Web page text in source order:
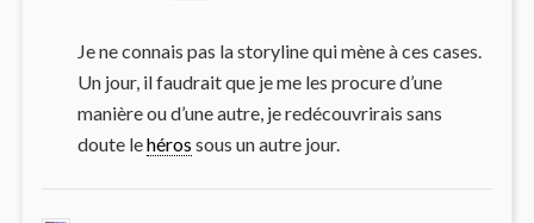
Je ne connais pas la storyline qui mène à ces cases.
Un jour, il faudrait que je me les procure d’une
manière ou d’une autre, je redécouvrirais sans
doute lehéros sous un autre jour.